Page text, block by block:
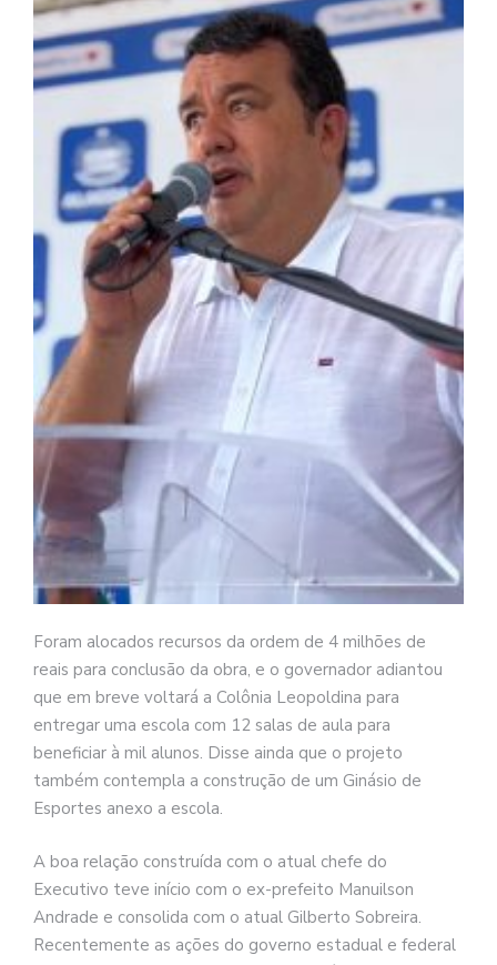
Foram alocados recursos da ordem de 4 milhões de
reais para conclusão da obra, e o governador adiantou
que em breve voltará a Colônia Leopoldina para
entregar uma escola com 12 salas de aula para
beneficiar à mil alunos. Disse ainda que o projeto
também contempla a construção de um Ginásio de
Esportes anexo a escola.
A boa relação construída com o atual chefe do
Executivo teve início com o ex-prefeito Manuilson
Andrade e consolida com o atual Gilberto Sobreira.
Recentemente as ações do governo estadual e federal